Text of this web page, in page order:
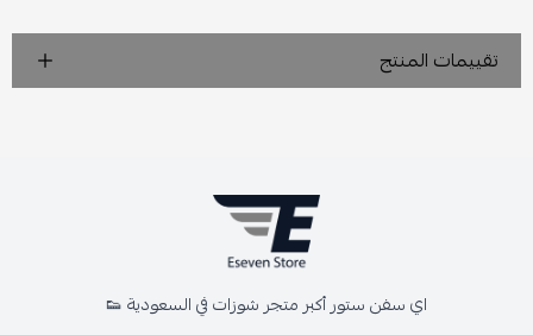
تقييمات المنتج
اي سفن ستور أكبر متجر شوزات في السعودية 👟